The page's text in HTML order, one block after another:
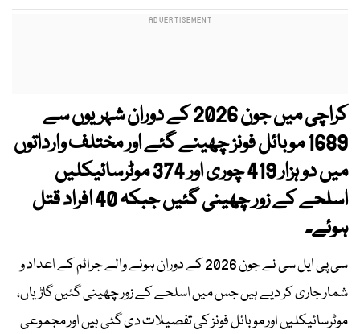
کراچی میں جون 2026 کے دوران شہریوں سے
1689 موبائل فونز چھینے گئے اور مختلف وارداتوں
میں دو ہزار 419 چوری اور 374 موٹرسائیکلیں
اسلحے کے زور چھینی گئیں جبکہ 40 افراد قتل
ہوئے۔
سی پی ایل سی نے جون 2026 کے دوران ہونے والے جرائم کے اعداد و
شمار جاری کر دیے ہیں جس میں اسلحے کے زور چھینی گئیں گاڑیاں،
موٹرسائیکلیں اور موبائل فونز کی تفصیلات دی گئی ہیں اور مجموعی